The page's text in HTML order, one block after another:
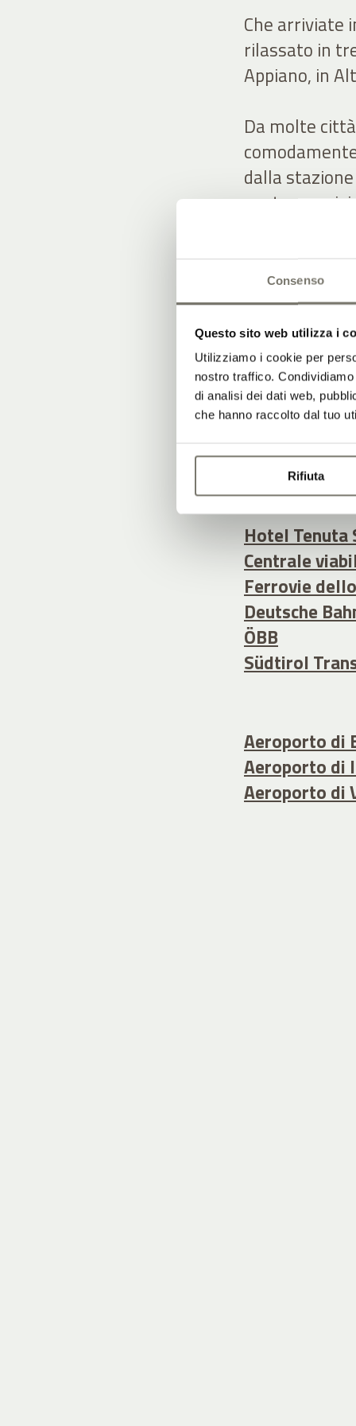
Consenso
Questo sito web utilizza i
Utilizziamo i cookie per
nostro traffico.
di analisi dei dati web,
che hanno raccolto dal tuo
Rifiuta
Che arriviate
rilassato in
Appiano, in
Da molte
dalla
nostro
Anche il
avvisate in
Pass. Con
proseguire il
all’insegna
Ecco alcuni
Hotel
Centrale
Ferrovie
Deutsche
ÖBB
Südtirol
Aeroporto di
Aeroporto di
Aeroporto di